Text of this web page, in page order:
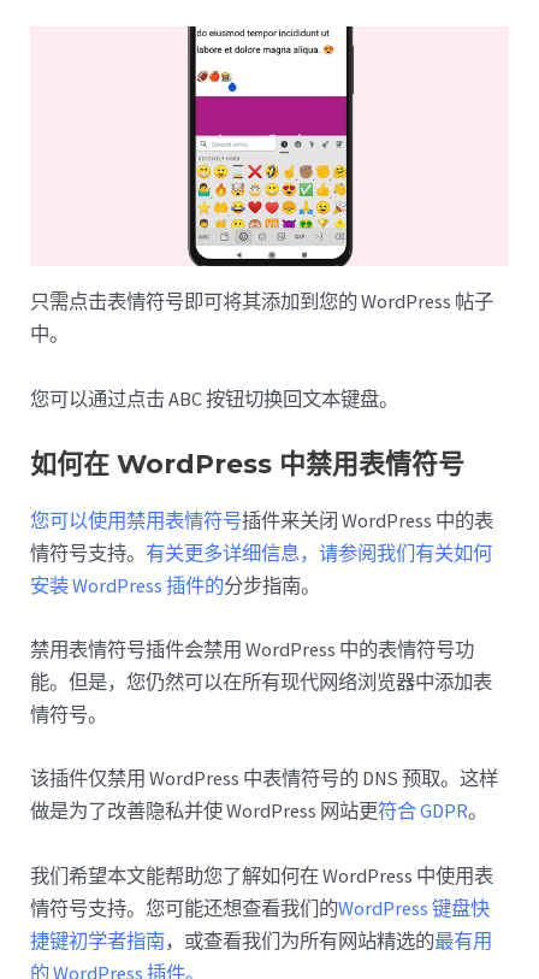
只需点击表情符号即可将其添加到您的 WordPress 帖子
中。
您可以通过点击 ABC 按钮切换回文本键盘。
如何在 WordPress 中禁用表情符号
您可以使用禁用表情符号插件来关闭 WordPress 中的表
情符号支持。 有关更多详细信息，请参阅我们有关如何
安装 WordPress 插件的分步指南。
禁用表情符号插件会禁用 WordPress 中的表情符号功
能。但是，您仍然可以在所有现代网络浏览器中添加表
情符号。
该插件仅禁用 WordPress 中表情符号的 DNS 预取。这样
做是为了改善隐私并使 WordPress 网站更符合 GDPR。
我们希望本文能帮助您了解如何在 WordPress 中使用表
情符号支持。您可能还想查看我们的WordPress 键盘快
捷键初学者指南，或查看我们为所有网站精选的最有用
的 WordPress 插件。